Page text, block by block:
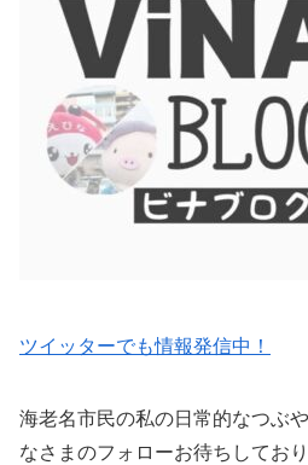
ツイッターでも情報発信中！
海老名市民の私の日常的なつぶ
なさまのフォローお待ちしており